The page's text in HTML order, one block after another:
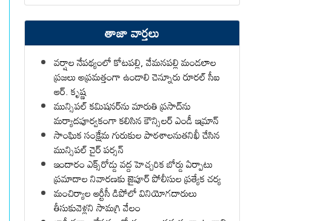
తాజా వార్తలు
వర్షాల నేపథ్యంలో కోటపల్లి, వేమనపల్లి మండలాల
ప్రజలు అప్రమత్తంగా ఉండాలి చెన్నూరు రూరల్ సీఐ
ఆర్. కృష్ణ
మున్సిపల్ కమిషనర్‌ను మారుతి ప్రసాద్‌ను
మర్యాదపూర్వకంగా కలిసిన కౌన్సిలర్ ఎండీ ఇమ్రాన్ ​
సాంఘిక సంక్షేమ గురుకుల పాఠశాలనుతనిఖీ చేసిన
మున్సిపల్ చైర్ పర్సన్
ఇందారం ఎక్స్‌రోడ్డు వద్ద హెచ్చరిక బోర్డు ఏర్పాటు
ప్రమాదాల నివారణకు జైపూర్ పోలీసుల ప్రత్యేక చర్య
మంచిర్యాల ఆర్టీసీ డిపోలో వినియోగదారులు
తీసుకువెళ్లని సామగ్రి వేలం